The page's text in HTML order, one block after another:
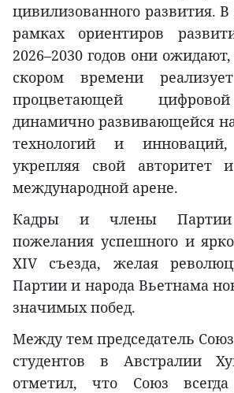
цивилизованного развития. В
рамках ориентиров
2026–2030 годов они
скором времени
процветающей
динамично развивающейся
технологий и
укрепляя свой авторитет
международной арене.
Кадры и члены Партии
пожелания успешного и
XIV съезда, желая
Партии и народа Вьетнама
значимых побед.
Между тем председатель
студентов в Австралии
отметил, что Союз всегда